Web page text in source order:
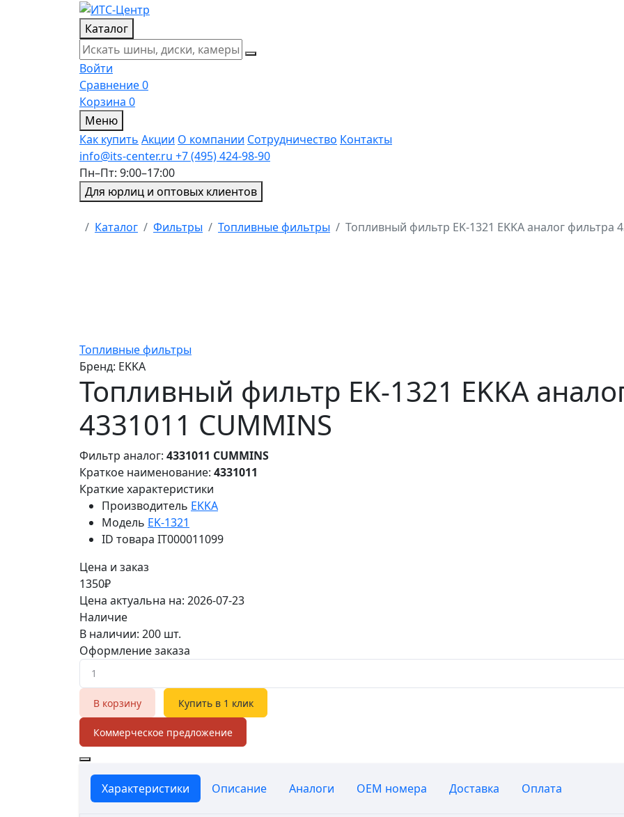
Каталог
Войти
Сравнение0
Корзина 0
Меню
Как купить Акции О компании Сотрудничество Контакты
info@its-center.ru +7 (495) 424-98-90
Пн–Пт: 9:00–17:00
Для юрлиц и оптовых клиентов
Главная
Каталог Фильтры Топливные фильтры Топливный фильтр EK-1321 EKKA аналог фильтра
Топливные фильтры
Бренд: EKKA
Топливный фильтр EK-1321 EKKA
4331011 CUMMINS
Фильтр аналог: 4331011 CUMMINS
Краткое наименование: 4331011
Краткие характеристики
Производитель EKKA
Модель EK-1321
ID товара IT000011099
Цена и заказ
1350₽
Цена актуальна на: 2026-07-23
Наличие
В наличии: 200 шт.
Оформление заказа
В корзину Купить в 1 клик
Коммерческое предложение
Характеристики Описание Аналоги OEM номера Доставка Оплата